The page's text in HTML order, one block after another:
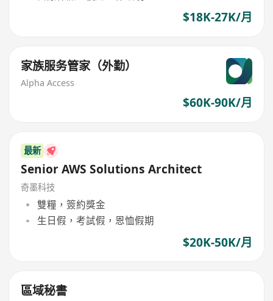
$18K-27K/月
家族服务管家（外勤）
Alpha Access
$60K-90K/月
最新
Senior AWS Solutions Architect
奇墨科技
雙糧，簽約獎金
生日假，考試假，恩恤假期
$20K-50K/月
區域秘書